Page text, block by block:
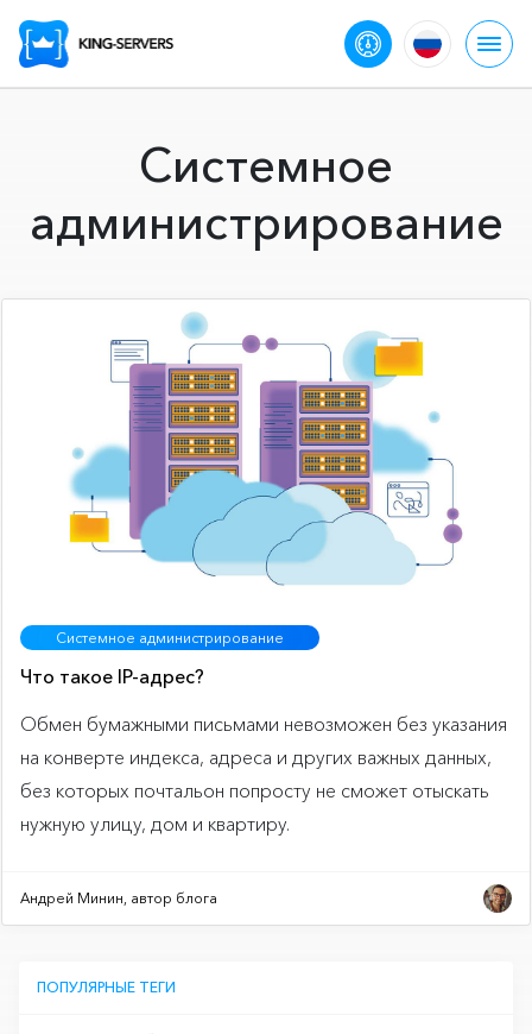
Системное
администрирование
Системное администрирование
Что такое IP-адрес?
Обмен бумажными письмами невозможен без указания
на конверте индекса, адреса и других важных данных,
без которых почтальон попросту не сможет отыскать
нужную улицу, дом и квартиру.
Андрей Минин, автор блога
ПОПУЛЯРНЫЕ ТЕГИ